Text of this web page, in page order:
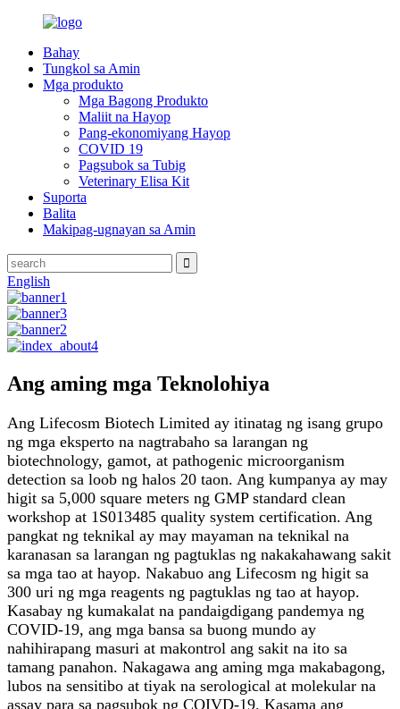
Bahay
Tungkol sa Amin
Mga produkto
Mga Bagong Produkto
Maliit na Hayop
Pang-ekonomiyang Hayop
COVID 19
Pagsubok sa Tubig
Veterinary Elisa Kit
Suporta
Balita
Makipag-ugnayan sa Amin
English
Ang aming mga Teknolohiya
Ang Lifecosm Biotech Limited ay itinatag ng isang grupo
ng mga eksperto na nagtrabaho sa larangan ng
biotechnology, gamot, at pathogenic microorganism
detection sa loob ng halos 20 taon. Ang kumpanya ay may
higit sa 5,000 square meters ng GMP standard clean
workshop at 1S013485 quality system certification. Ang
pangkat ng teknikal ay may mayaman na teknikal na
karanasan sa larangan ng pagtuklas ng nakakahawang sakit
sa mga tao at hayop. Nakabuo ang Lifecosm ng higit sa
300 uri ng mga reagents ng pagtuklas ng tao at hayop.
Kasabay ng kumakalat na pandaigdigang pandemya ng
COVID-19, ang mga bansa sa buong mundo ay
nahihirapang masuri at makontrol ang sakit na ito sa
tamang panahon. Nakagawa ang aming mga makabagong,
lubos na sensitibo at tiyak na serological at molekular na
assay para sa pagsubok ng COIVD-19. Kasama ang